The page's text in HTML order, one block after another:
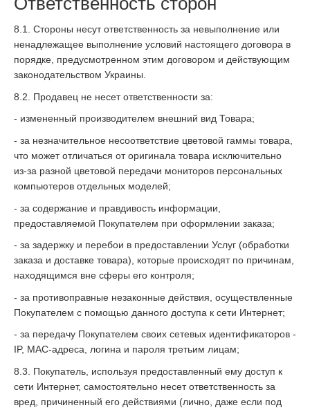
8.1. Стороны несут ответственность за невыполнение или
ненадлежащее выполнение условий настоящего договора в
порядке, предусмотренном этим договором и действующим
законодательством Украины.
8.2. Продавец не несет ответственности за:
- измененный производителем внешний вид Товара;
- за незначительное несоответствие цветовой гаммы товара,
что может отличаться от оригинала товара исключительно
из-за разной цветовой передачи мониторов персональных
компьютеров отдельных моделей;
- за содержание и правдивость информации,
предоставляемой Покупателем при оформлении заказа;
- за задержку и перебои в предоставлении Услуг (обработки
заказа и доставке товара), которые происходят по причинам,
находящимся вне сферы его контроля;
- за противоправные незаконные действия, осуществленные
Покупателем с помощью данного доступа к сети Интернет;
- за передачу Покупателем своих сетевых идентификаторов -
IP, MAC-адреса, логина и пароля третьим лицам;
8.3. Покупатель, используя предоставленный ему доступ к
сети Интернет, самостоятельно несет ответственность за
вред, причиненный его действиями (лично, даже если под